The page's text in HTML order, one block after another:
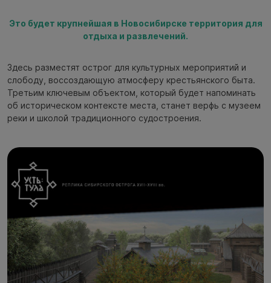
Это будет крупнейшая в Новосибирске территория для
отдыха и развлечений.
Здесь разместят острог для культурных мероприятий и
слободу, воссоздающую атмосферу крестьянского быта.
Третьим ключевым объектом, который будет напоминать
об историческом контексте места, станет верфь с музеем
реки и школой традиционного судостроения.